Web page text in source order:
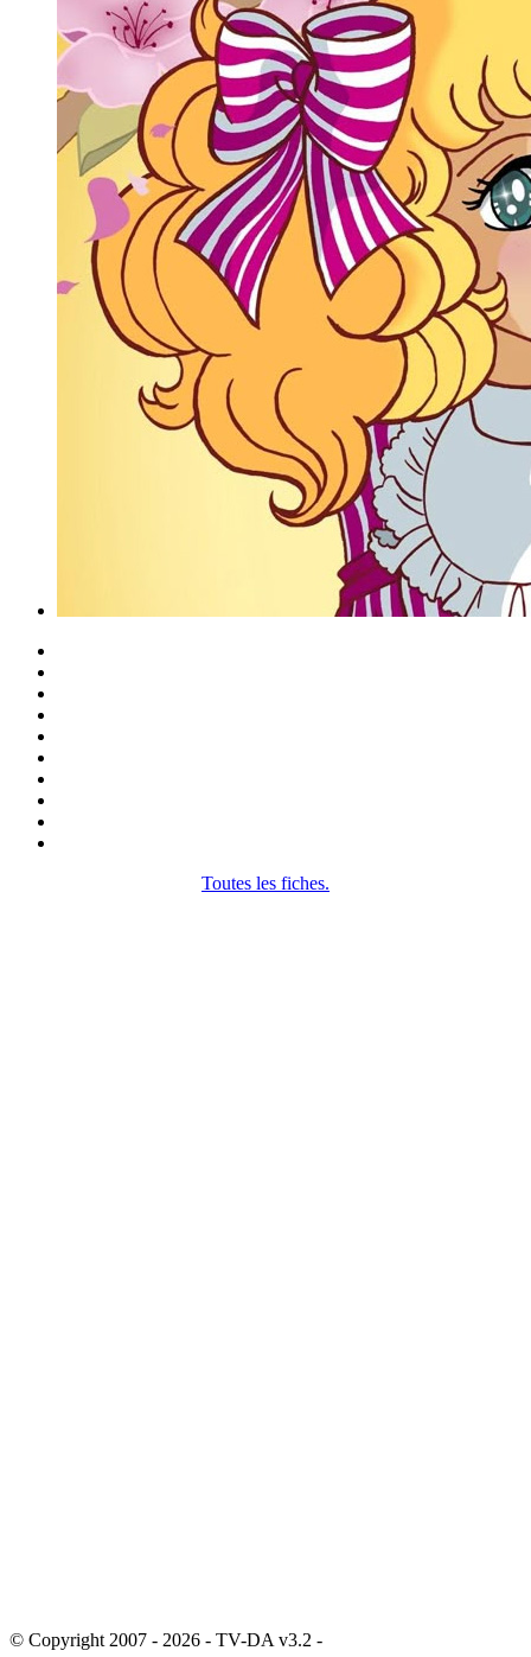
Toutes les fiches.
© Copyright 2007 - 2026 - TV-DA v3.2 -